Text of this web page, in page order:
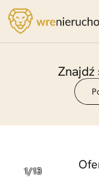
Znajdź